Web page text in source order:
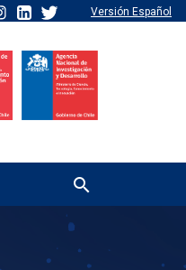
Versión Español